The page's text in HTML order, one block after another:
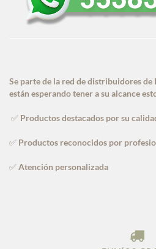
Se parte de la red de distribuidores de
están esperando tener a su alcance
✅ Productos destacados por su
✅ Productos reconocidos por
✅Atención personalizada